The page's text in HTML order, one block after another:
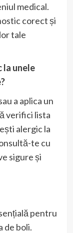
medical.
corect și
tale
la unele
a aplica un
verifici lista
alergic la
te cu
sigure și
pentru
de boli.